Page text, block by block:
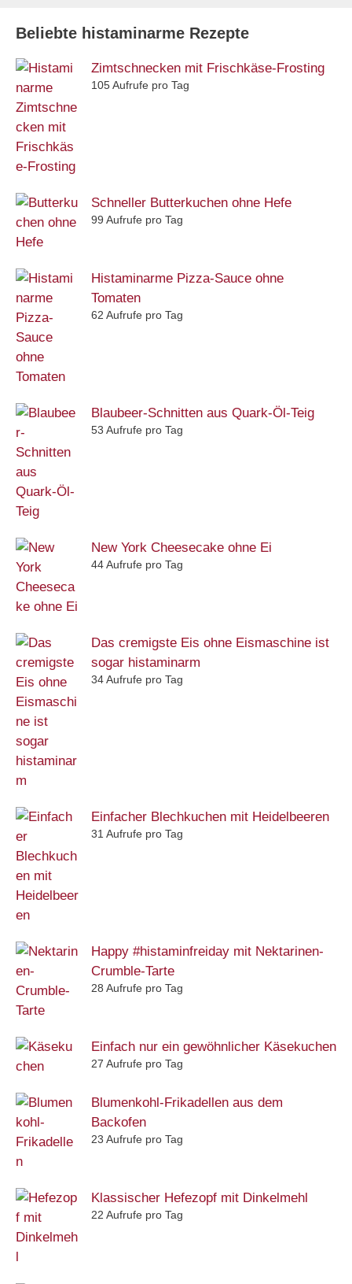
Beliebte histaminarme Rezepte
Zimtschnecken mit Frischkäse-Frosting
105 Aufrufe pro Tag
Schneller Butterkuchen ohne Hefe
99 Aufrufe pro Tag
Histaminarme Pizza-Sauce ohne
Tomaten
62 Aufrufe pro Tag
Blaubeer-Schnitten aus Quark-Öl-Teig
53 Aufrufe pro Tag
New York Cheesecake ohne Ei
44 Aufrufe pro Tag
Das cremigste Eis ohne Eismaschine ist
sogar histaminarm
34 Aufrufe pro Tag
Einfacher Blechkuchen mit Heidelbeeren
31 Aufrufe pro Tag
Happy #histaminfreiday mit Nektarinen-
Crumble-Tarte
28 Aufrufe pro Tag
Einfach nur ein gewöhnlicher Käsekuchen
27 Aufrufe pro Tag
Blumenkohl-Frikadellen aus dem
Backofen
23 Aufrufe pro Tag
Klassischer Hefezopf mit Dinkelmehl
22 Aufrufe pro Tag